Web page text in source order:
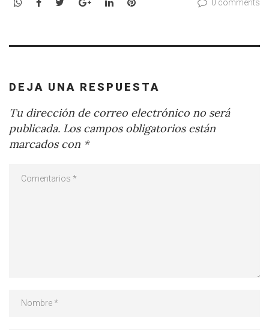
0 comments
DEJA UNA RESPUESTA
Tu dirección de correo electrónico no será
publicada. Los campos obligatorios están
marcados con *